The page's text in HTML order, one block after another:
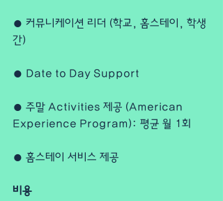
● 커뮤니케이션 리더 (학교, 홈스테이, 학생
간)
● Date to Day Support
● 주말 Activities 제공 (American
Experience Program): 평균 월 1회
● 홈스테이 서비스 제공
비용